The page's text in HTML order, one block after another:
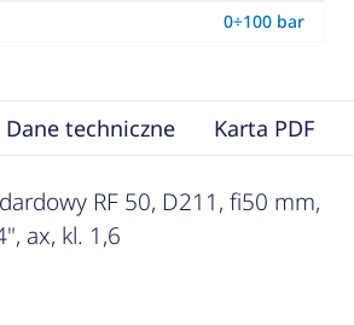
0÷100 bar
Dane techniczne Karta PDF
RF 50, D211, fi50 mm,
ax, kl. 1,6